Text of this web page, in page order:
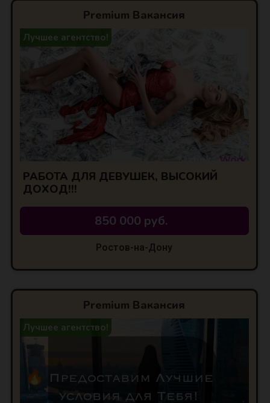
Premium Вакансия
Лучшее агентство!
РАБОТА ДЛЯ ДЕВУШЕК, ВЫСОКИЙ
ДОХОД!!!
850 000 руб.
Ростов-на-Дону
Premium Вакансия
Лучшее агентство!